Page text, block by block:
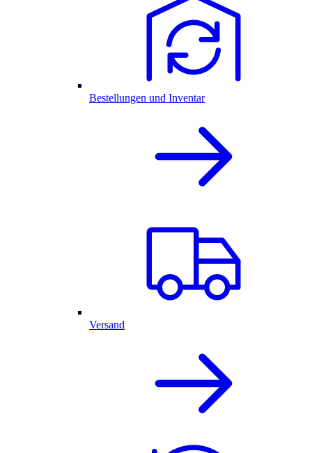
Bestellungen und Inventar
Versand